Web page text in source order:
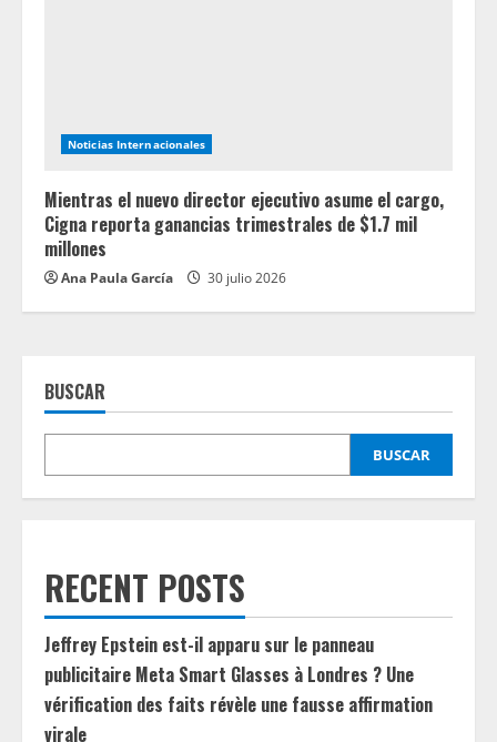
Noticias Internacionales
Mientras el nuevo director ejecutivo asume el cargo,
Cigna reporta ganancias trimestrales de $1.7 mil
millones
Ana Paula García 30 julio 2026
BUSCAR
BUSCAR
RECENT POSTS
Jeffrey Epstein est-il apparu sur le panneau
publicitaire Meta Smart Glasses à Londres ? Une
vérification des faits révèle une fausse affirmation
virale